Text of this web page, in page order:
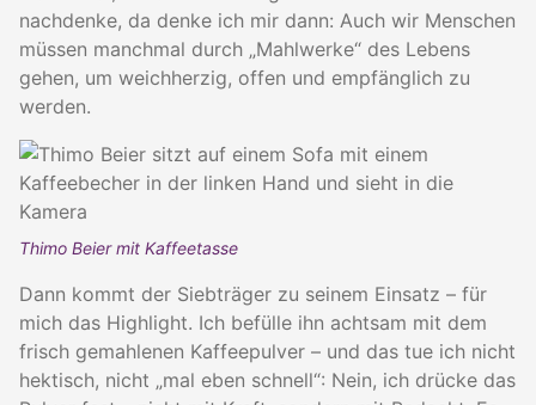
nachdenke, da denke ich mir dann: Auch wir Menschen
müssen manchmal durch „Mahlwerke“ des Lebens
gehen, um weichherzig, offen und empfänglich zu
werden.
Thimo Beier mit Kaffeetasse
Dann kommt der Siebträger zu seinem Einsatz – für
mich das Highlight. Ich befülle ihn achtsam mit dem
frisch gemahlenen Kaffeepulver – und das tue ich nicht
hektisch, nicht „mal eben schnell“: Nein, ich drücke das